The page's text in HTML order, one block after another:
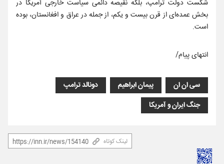
شکست دولت ترامپ، بلکه نقیصه دائمی سیاست خارجی آمریکا در
بخش عمده‌ای از قرن بیست و یکم، از جمله در عراق و افغانستان، بوده
است.
انتهای پیام/
سی ان ان پیمان ابراهیم
دونالد ترامپ
جنگ ایران و آمریکا
لینک کوتاه